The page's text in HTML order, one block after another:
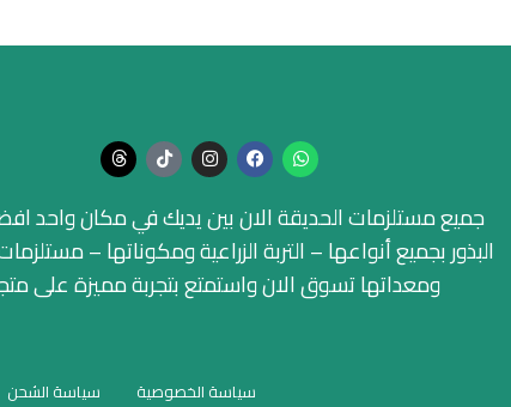
جميع مستلزمات الحديقة الان بين يديك في مكان واحد
البذور بجميع أنواعها – التربة الزراعية ومكوناتها –
ومعداتها تسوق الان واستمتع بتجربة مميزة على
سياسة الخصوصية سياسة الشحن